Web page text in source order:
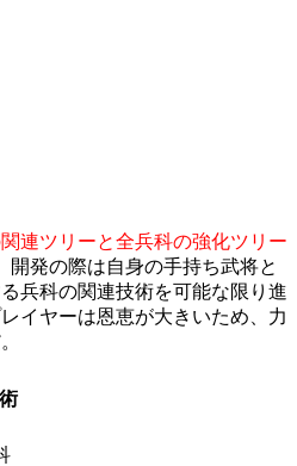
連ツリーと全兵科の強化ツリー
開発の際は自身の手持ち武将と
兵科の関連技術を可能な限り進
イヤーは恩恵が大きいため、力